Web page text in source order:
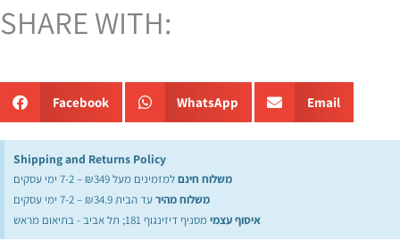
SHARE WITH:
Facebook WhatsApp Email
Shipping and Returns Policy
משלוח חינםלמזמינים מעל ₪349 – 7-2 ימי עסקים
משלוח מהירעד הבית ₪34.9 – 7-2 ימי עסקים
איסוף עצמימסניף דיזינגוף 181; תל אביב - בתיאום מראש